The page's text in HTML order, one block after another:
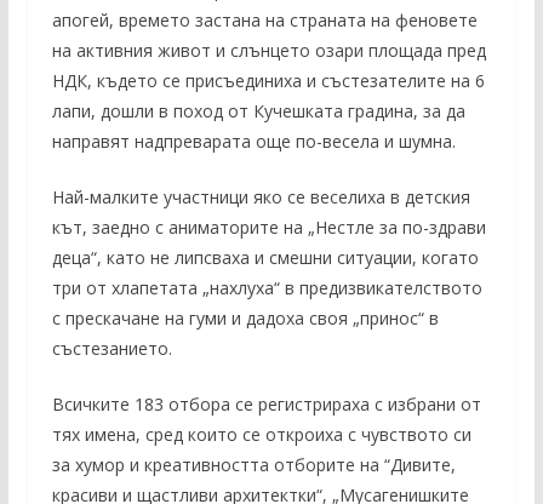
апогей, времето застана на страната на феновете
на активния живот и слънцето озари площада пред
НДК, където се присъединиха и състезателите на 6
лапи, дошли в поход от Кучешката градина, за да
направят надпреварата още по-весела и шумна.
Най-малките участници яко се веселиха в детския
кът, заедно с аниматорите на „Нестле за по-здрави
деца“, като не липсваха и смешни ситуации, когато
три от хлапетата „нахлуха“ в предизвикателството
с прескачане на гуми и дадоха своя „принос“ в
състезанието.
Всичките 183 отбора се регистрираха с избрани от
тях имена, сред които се откроиха с чувството си
за хумор и креативността отборите на “Дивите,
красиви и щастливи архитектки“, „Мусагенишките